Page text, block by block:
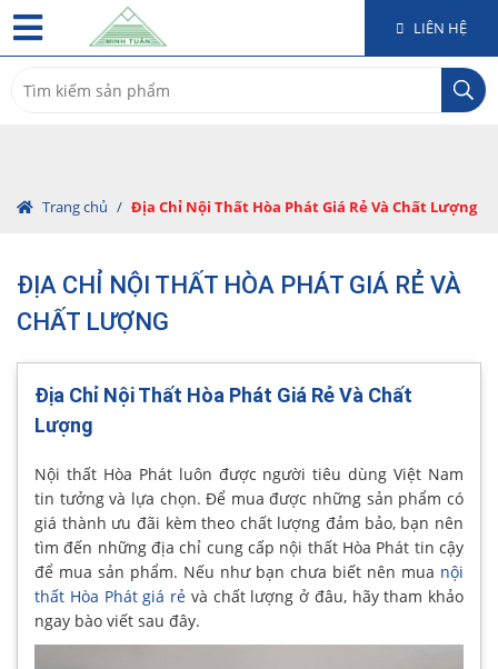
LIÊN HỆ
for:
Trang chủ / Địa Chỉ Nội Thất Hòa Phát Giá Rẻ Và Chất Lượng
ĐỊA CHỈ NỘI THẤT HÒA PHÁT GIÁ RẺ VÀ
CHẤT LƯỢNG
Địa Chỉ Nội Thất Hòa Phát Giá Rẻ Và Chất
Lượng
Nội thất Hòa Phát luôn được người tiêu dùng Việt Nam
tin tưởng và lựa chọn. Để mua được những sản phẩm có
giá thành ưu đãi kèm theo chất lượng đảm bảo, bạn nên
tìm đến những địa chỉ cung cấp nội thất Hòa Phát tin cậy
để mua sản phẩm. Nếu như bạn chưa biết nên mua nội
thất Hòa Phát giá rẻ và chất lượng ở đâu, hãy tham khảo
ngay bào viết sau đây.